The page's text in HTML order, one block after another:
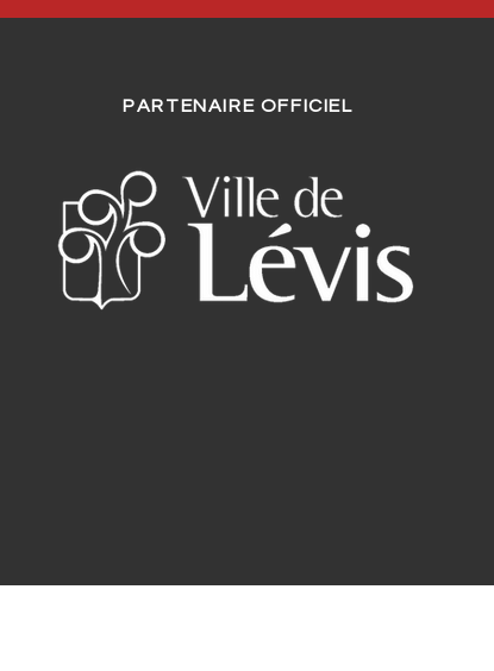
PARTENAIRE OFFICIEL